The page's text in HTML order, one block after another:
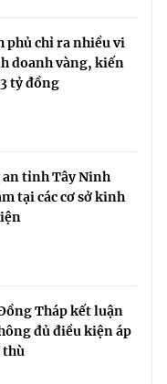
phủ chỉ ra nhiều vi
doanh vàng, kiến
tỷ đồng
tỉnh Tây Ninh
tại các cơ sở kinh
Tháp kết luận
đủ điều kiện áp
thù